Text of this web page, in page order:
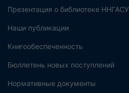
Презентация о библиотеке ННГАСУ
Наши публикации
Книгообеспеченность
Бюллетень новых поступлений
Нормативные документы